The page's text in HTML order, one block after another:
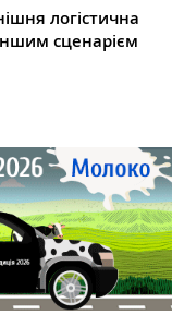
логістична
сценарієм